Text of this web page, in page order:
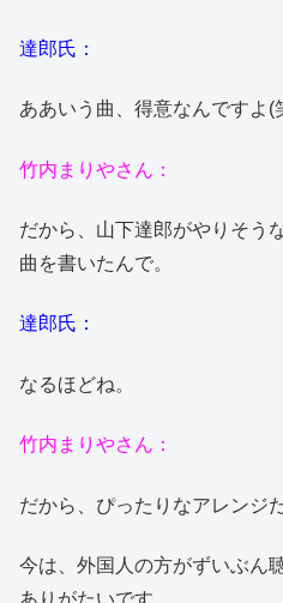
達郎氏：
ああいう曲、得意なんですよ(
竹内まりやさん：
だから、山下達郎がやりそう
曲を書いたんで。
達郎氏：
なるほどね。
竹内まりやさん：
だから、ぴったりなアレンジ
今は、外国人の方がずいぶん
ありがたいです。